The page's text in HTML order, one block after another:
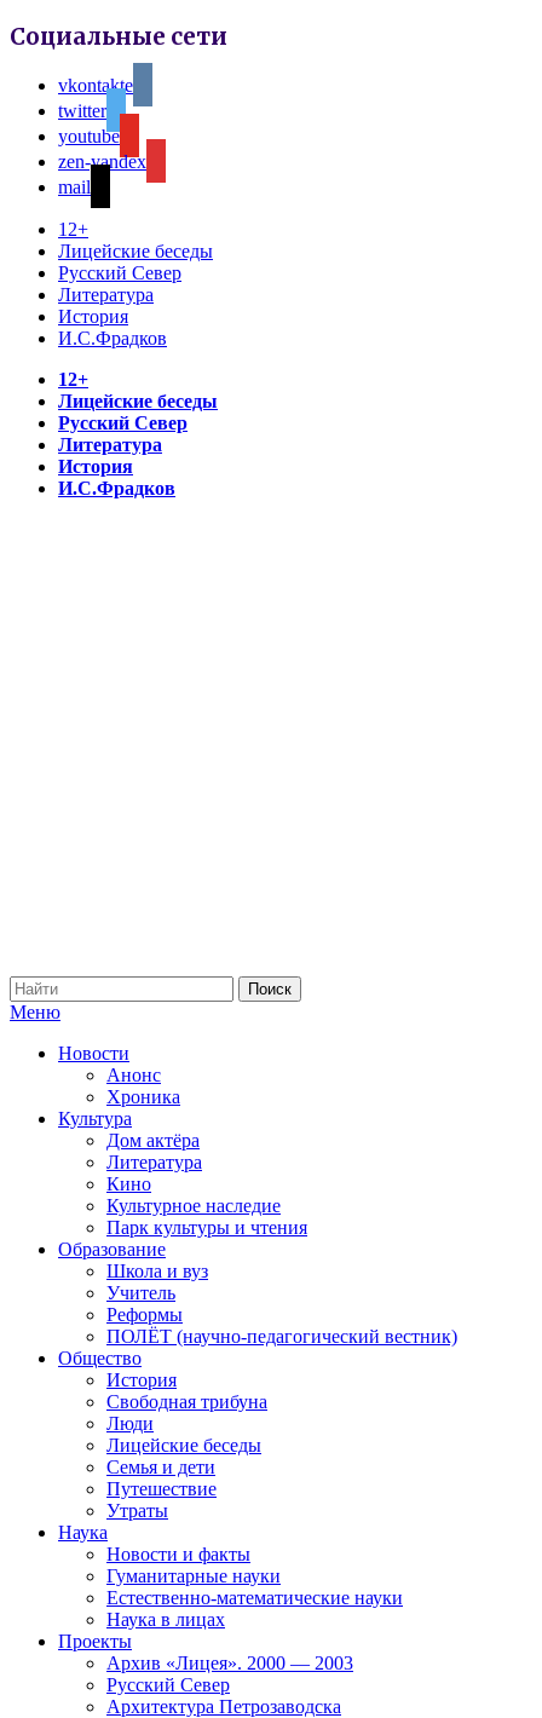
Социальные сети
vkontakte
twitter
youtube
zen-yandex
mail
12+
Лицейские беседы
Русский Север
Литература
История
И.С.Фрадков
12+
Лицейские беседы
Русский Север
Литература
История
И.С.Фрадков
Меню
Новости
Анонс
Хроника
Культура
Дом актёра
Литература
Кино
Культурное наследие
Парк культуры и чтения
Образование
Школа и вуз
Учитель
Реформы
ПОЛЁТ (научно-педагогический вестник)
Общество
История
Свободная трибуна
Люди
Лицейские беседы
Семья и дети
Путешествие
Утраты
Наука
Новости и факты
Гуманитарные науки
Естественно-математические науки
Наука в лицах
Проекты
Архив «Лицея». 2000 — 2003
Русский Север
Архитектура Петрозаводска